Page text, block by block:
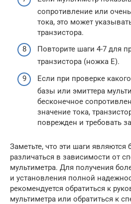
сопротивление или
тока, это может
транзистора.
Повторите шаги 4-7 для
транзистора (ножка E).
Если при проверке
базы или эмиттера
бесконечное
значение тока,
поврежден и требовать
Заметьте, что эти шаги
различаться в зависимости от
мультиметра. Для получения
и установления полной
рекомендуется обратиться к
мультиметра или обратиться к